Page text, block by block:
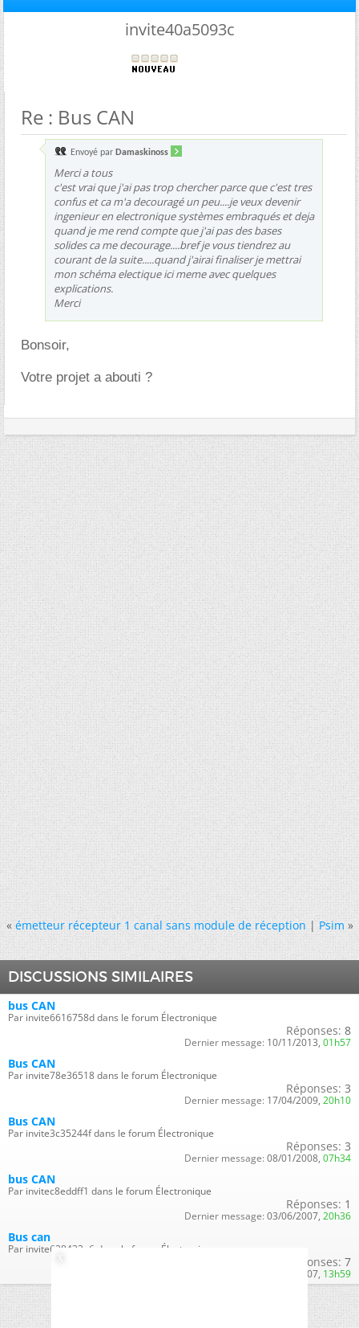
invite40a5093c
Re : Bus CAN
Envoyé par Damaskinoss
Merci a tous
c'est vrai que j'ai pas trop chercher parce que c'est tres
confus et ca m'a decouragé un peu....je veux devenir
ingenieur en electronique systèmes embraqués et deja
quand je me rend compte que j'ai pas des bases
solides ca me decourage....bref je vous tiendrez au
courant de la suite.....quand j'airai finaliser je mettrai
mon schéma electique ici meme avec quelques
explications.
Merci
Bonsoir,
Votre projet a abouti ?
« émetteur récepteur 1 canal sans module de réception|Psim »
DISCUSSIONS SIMILAIRES
bus CAN
Par invite6616758d dans le forum Électronique
Réponses: 8
Dernier message: 10/11/2013, 01h57
Bus CAN
Par invite78e36518 dans le forum Électronique
Réponses: 3
Dernier message: 17/04/2009, 20h10
Bus CAN
Par invite3c35244f dans le forum Électronique
Réponses: 3
Dernier message: 08/01/2008, 07h34
bus CAN
Par invitec8eddff1 dans le forum Électronique
Réponses: 1
Dernier message: 03/06/2007, 20h36
Bus can
Par invite628433a6 dans le forum Électronique
Réponses: 7
09/03/2007, 13h59